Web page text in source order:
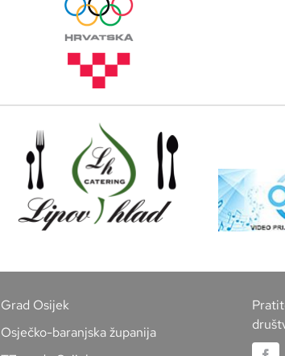
Grad Osijek
Osječko-baranjska županija